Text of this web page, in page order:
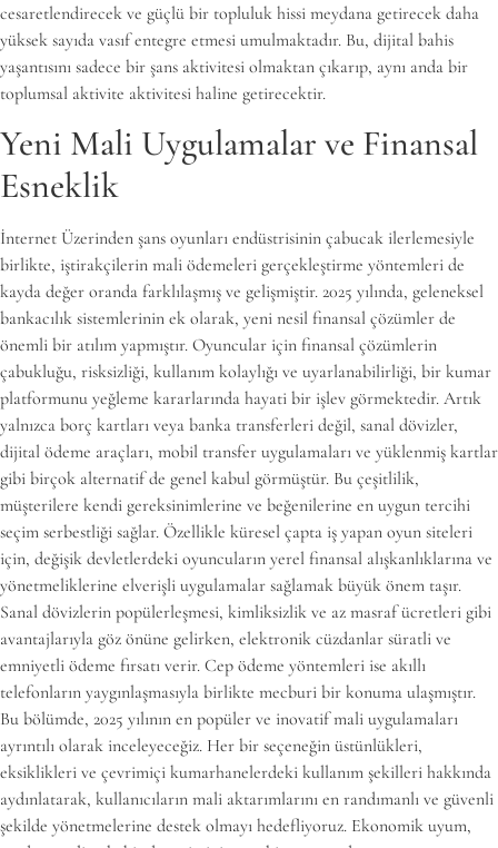
cesaretlendirecek ve güçlü bir topluluk hissi meydana getirecek daha
yüksek sayıda vasıf entegre etmesi umulmaktadır. Bu, dijital bahis
yaşantısını sadece bir şans aktivitesi olmaktan çıkarıp, aynı anda bir
toplumsal aktivite aktivitesi haline getirecektir.
Yeni Mali Uygulamalar ve Finansal
Esneklik
İnternet Üzerinden şans oyunları endüstrisinin çabucak ilerlemesiyle
birlikte, iştirakçilerin mali ödemeleri gerçekleştirme yöntemleri de
kayda değer oranda farklılaşmış ve gelişmiştir. 2025 yılında, geleneksel
bankacılık sistemlerinin ek olarak, yeni nesil finansal çözümler de
önemli bir atılım yapmıştır. Oyuncular için finansal çözümlerin
çabukluğu, risksizliği, kullanım kolaylığı ve uyarlanabilirliği, bir kumar
platformunu yeğleme kararlarında hayati bir işlev görmektedir. Artık
yalnızca borç kartları veya banka transferleri değil, sanal dövizler,
dijital ödeme araçları, mobil transfer uygulamaları ve yüklenmiş kartlar
gibi birçok alternatif de genel kabul görmüştür. Bu çeşitlilik,
müşterilere kendi gereksinimlerine ve beğenilerine en uygun tercihi
seçim serbestliği sağlar. Özellikle küresel çapta iş yapan oyun siteleri
için, değişik devletlerdeki oyuncuların yerel finansal alışkanlıklarına ve
yönetmeliklerine elverişli uygulamalar sağlamak büyük önem taşır.
Sanal dövizlerin popülerleşmesi, kimliksizlik ve az masraf ücretleri gibi
avantajlarıyla göz önüne gelirken, elektronik cüzdanlar süratli ve
emniyetli ödeme fırsatı verir. Cep ödeme yöntemleri ise akıllı
telefonların yaygınlaşmasıyla birlikte mecburi bir konuma ulaşmıştır.
Bu bölümde, 2025 yılının en popüler ve inovatif mali uygulamaları
ayrıntılı olarak inceleyeceğiz. Her bir seçeneğin üstünlükleri,
eksiklikleri ve çevrimiçi kumarhanelerdeki kullanım şekilleri hakkında
aydınlatarak, kullanıcıların mali aktarımlarını en randımanlı ve güvenli
şekilde yönetmelerine destek olmayı hedefliyoruz. Ekonomik uyum,